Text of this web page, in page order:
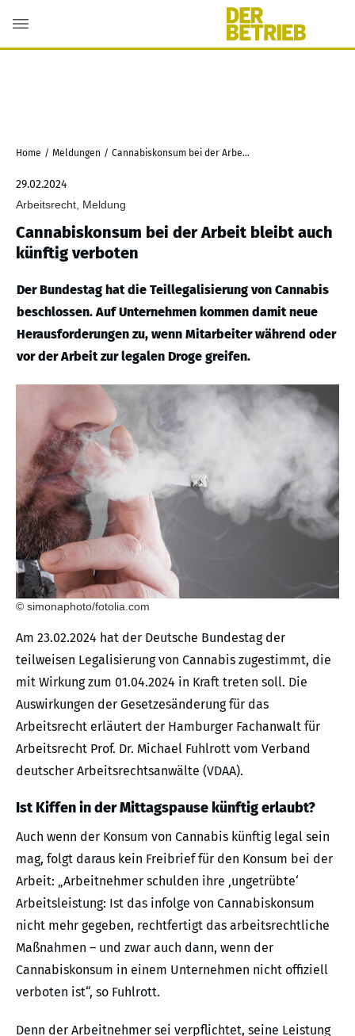
Home / Meldungen / Cannabiskonsum bei der Arbeit bleibt auch künftig verboten
29.02.2024
Arbeitsrecht, Meldung
Cannabiskonsum bei der Arbeit bleibt auch
künftig verboten
Der Bundestag hat die Teillegalisierung von Cannabis
beschlossen. Auf Unternehmen kommen damit neue
Herausforderungen zu, wenn Mitarbeiter während oder
vor der Arbeit zur legalen Droge greifen.
© simonaphoto/fotolia.com
Am 23.02.2024 hat der Deutsche Bundestag der
teilweisen Legalisierung von Cannabis zugestimmt, die
mit Wirkung zum 01.04.2024 in Kraft treten soll. Die
Auswirkungen der Gesetzesänderung für das
Arbeitsrecht erläutert der Hamburger Fachanwalt für
Arbeitsrecht Prof. Dr. Michael Fuhlrott vom Verband
deutscher Arbeitsrechtsanwälte (VDAA).
Ist Kiffen in der Mittagspause künftig erlaubt?
Auch wenn der Konsum von Cannabis künftig legal sein
mag, folgt daraus kein Freibrief für den Konsum bei der
Arbeit: „Arbeitnehmer schulden ihre ‚ungetrübte‘
Arbeitsleistung: Ist das infolge von Cannabiskonsum
nicht mehr gegeben, rechtfertigt das arbeitsrechtliche
Maßnahmen – und zwar auch dann, wenn der
Cannabiskonsum in einem Unternehmen nicht offiziell
verboten ist“, so Fuhlrott.
Denn der Arbeitnehmer sei verpflichtet, seine Leistung